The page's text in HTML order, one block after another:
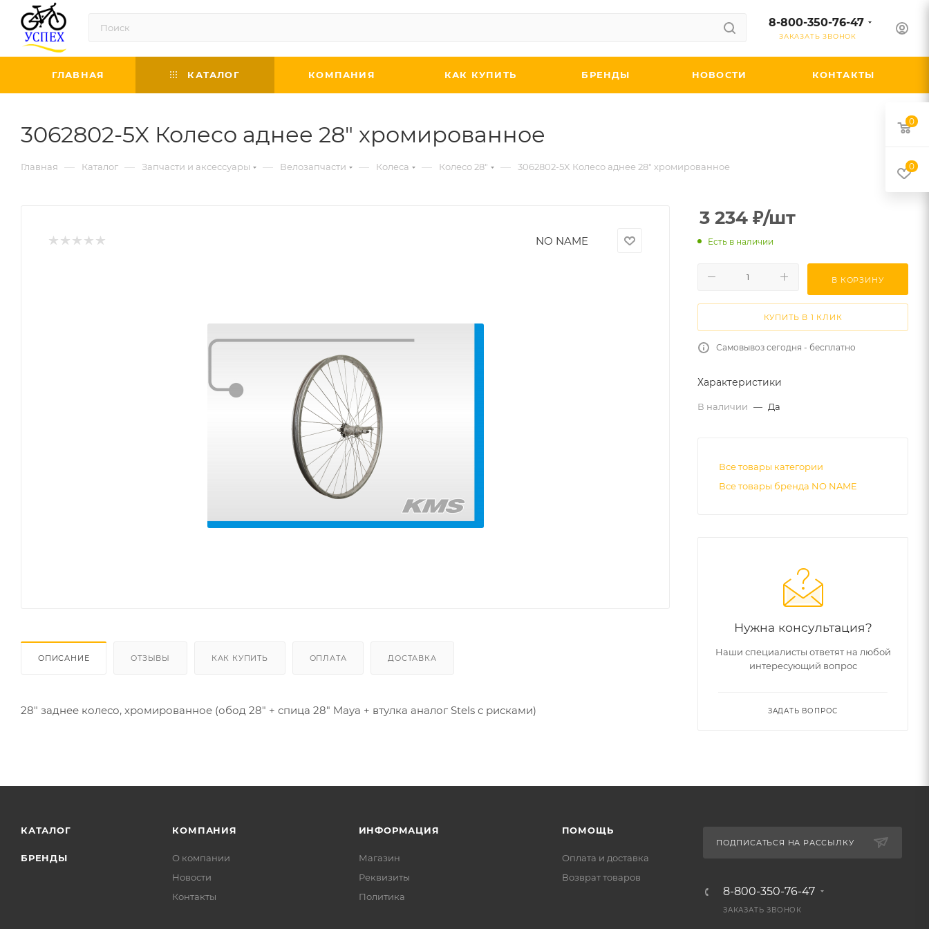
8-800-350-76-47
ЗАКАЗАТЬ ЗВОНОК
ГЛАВНАЯ КАТАЛОГ КОМПАНИЯ КАК КУПИТЬ БРЕНДЫ НОВОСТИ КОНТАКТЫ
3062802-5X Колесо аднее 28" хромированное
Главная — Каталог — Запчасти и аксессуары — Велозапчасти — Колеса — Колесо 28" — 3062802-5X Колесо аднее 28" хромированное
NO NAME
ОПИСАНИЕ ОТЗЫВЫ КАК КУПИТЬ ОПЛАТА ДОСТАВКА
28" заднее колесо, хромированное (обод 28" + спица 28" Maya + втулка аналог Stels c рисками)
3 234 ₽/шт
Есть в наличии
В КОРЗИНУ
КУПИТЬ В 1 КЛИК
Самовывоз сегодня - бесплатно
Характеристики
В наличии — Да
Все товары категории
Все товары бренда NO NAME
Нужна консультация?
Наши специалисты ответят на любой
интересующий вопрос
ЗАДАТЬ ВОПРОС
КАТАЛОГ
БРЕНДЫ
КОМПАНИЯ
О компании
Новости
Контакты
ИНФОРМАЦИЯ
Магазин
Реквизиты
Политика
ПОМОЩЬ
Оплата и доставка
Возврат товаров
ПОДПИСАТЬСЯ НА РАССЫЛКУ
8-800-350-76-47
ЗАКАЗАТЬ ЗВОНОК
0
0